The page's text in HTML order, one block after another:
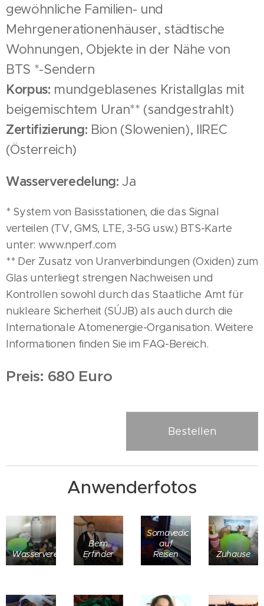
gewöhnliche Familien- und
Mehrgenerationenhäuser, städtische
Wohnungen, Objekte in der Nähe von
BTS *-Sendern
Korpus: mundgeblasenes Kristallglas mit
beigemischtem Uran** (sandgestrahlt)
Zertifizierung: Bion (Slowenien), IIREC
(Österreich)
Wasserveredelung: Ja
* System von Basisstationen, die das Signal
verteilen (TV, GMS, LTE, 3-5G usw.) BTS-Karte
unter: www.nperf.com
** Der Zusatz von Uranverbindungen (Oxiden) zum
Glas unterliegt strengen Nachweisen und
Kontrollen sowohl durch das Staatliche Amt für
nukleare Sicherheit (SÚJB) als auch durch die
Internationale Atomenergie-Organisation. Weitere
Informationen finden Sie im FAQ-Bereich.
Preis: 680 Euro
Bestellen
Anwenderfotos
Wasserveredelung
Beim
Erfinder
Somavedic
auf
Reisen
Zuhause